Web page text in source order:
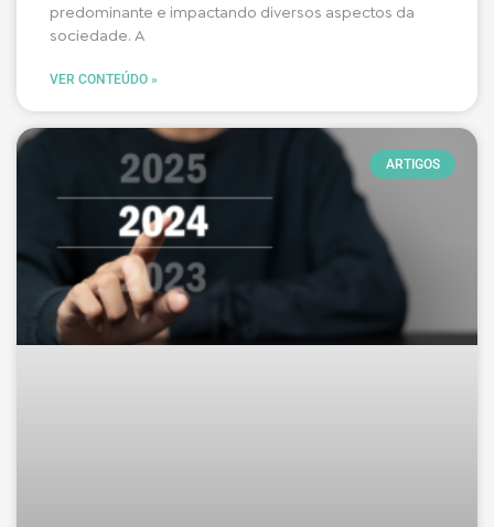
predominante e impactando diversos aspectos da
sociedade. A
VER CONTEÚDO »
ARTIGOS